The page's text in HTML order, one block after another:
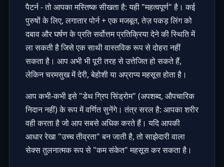
पैटर्न - तो आपका मस्तिष्क सीखता है: यही "महत्वपूर्ण" है। कई
पुरुषों के लिए, लगातार पोर्न + एक मजबूत, तेज़ पकड़ लिंग को
दबाव और घर्षण के प्रति सर्वोत्तम प्रतिक्रिया देने की स्थिति में
ला सकती है जिसे एक साथी वास्तविक रूप से दोहरा नहीं
सकता है। आप अभी भी पूरी तरह से उत्तेजित हो सकते हैं,
लेकिन चरमसुख में देरी, बेहोशी या अप्राप्य महसूस होता है।
आप कभी-कभी इसे "डेथ ग्रिप सिंड्रोम" (अपशब्द, औपचारिक
निदान नहीं) के रूप में वर्णित सुनेंगे। तंत्र सरल है: आपका शरीर
वही करता है जो आप सबसे अधिक करते हैं। यदि आपकी
आधार रेखा "उच्च तीव्रता" बन जाती है, तो साझेदारी वाला
सेक्स तुलनात्मक रूप से "कम संकेत" महसूस कर सकता है।